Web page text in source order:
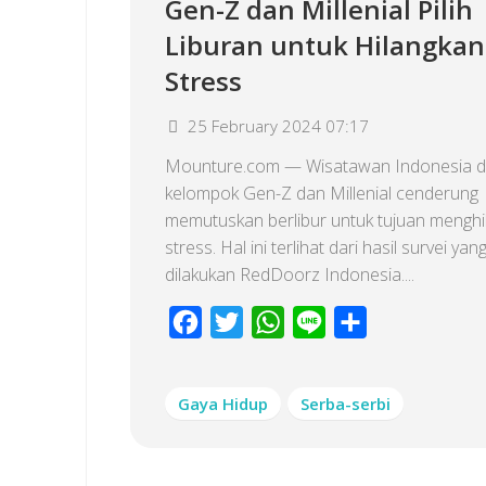
Gen-Z dan Millenial Pilih
Liburan untuk Hilangkan
Stress
25 February 2024 07:17
Mounture.com — Wisatawan Indonesia
kelompok Gen-Z dan Millenial cenderung
memutuskan berlibur untuk tujuan
stress. Hal ini terlihat dari hasil survei yang
dilakukan RedDoorz Indonesia....
Facebook
Twitter WhatsApp
Line
Gaya Hidup Serba-serbi